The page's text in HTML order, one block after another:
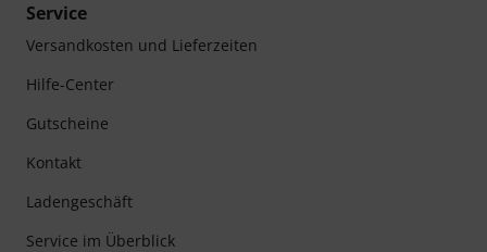
Service
Versandkosten und Lieferzeiten
Hilfe-Center
Gutscheine
Kontakt
Ladengeschäft
Service im Überblick